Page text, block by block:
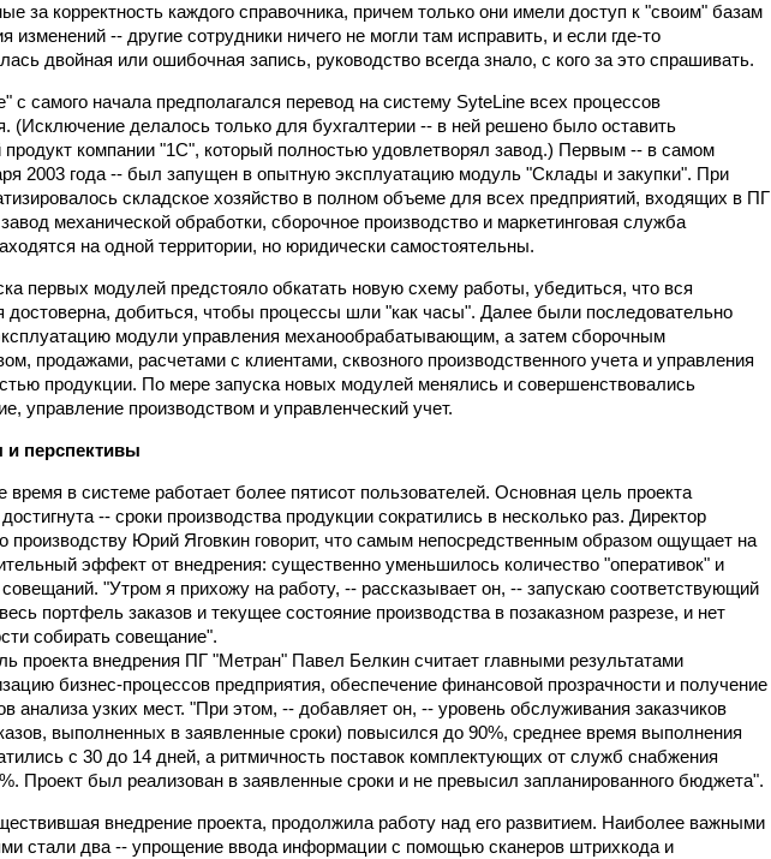
за корректность каждого справочника, причем только они имели доступ к "своим" базам
изменений -- другие сотрудники ничего не могли там исправить, и если где-то
двойная или ошибочная запись, руководство всегда знало, с кого за это спрашивать.
с самого начала предполагался перевод на систему SyteLine всех процессов
(Исключение делалось только для бухгалтерии -- в ней решено было оставить
продукт компании "1С", который полностью удовлетворял завод.) Первым -- в самом
2003 года -- был запущен в опытную эксплуатацию модуль "Склады и закупки". При
складское хозяйство в полном объеме для всех предприятий, входящих в ПГ
механической обработки, сборочное производство и маркетинговая служба
на одной территории, но юридически самостоятельны.
первых модулей предстояло обкатать новую схему работы, убедиться, что вся
достоверна, добиться, чтобы процессы шли "как часы". Далее были последовательно
модули управления механообрабатывающим, а затем сборочным
продажами, расчетами с клиентами, сквозного производственного учета и управления
продукции. По мере запуска новых модулей менялись и совершенствовались
управление производством и управленческий учет.
и перспективы
время в системе работает более пятисот пользователей. Основная цель проекта
-- сроки производства продукции сократились в несколько раз. Директор
производству Юрий Яговкин говорит, что самым непосредственным образом ощущает на
эффект от внедрения: существенно уменьшилось количество "оперативок" и
"Утром я прихожу на работу, -- рассказывает он, -- запускаю соответствующий
портфель заказов и текущее состояние производства в позаказном разрезе, и нет
собирать совещание".
проекта внедрения ПГ "Метран" Павел Белкин считает главными результатами
бизнес-процессов предприятия, обеспечение финансовой прозрачности и получение
анализа узких мест. "При этом, -- добавляет он, -- уровень обслуживания заказчиков
выполненных в заявленные сроки) повысился до 90%, среднее время выполнения
с 30 до 14 дней, а ритмичность поставок комплектующих от служб снабжения
Проект был реализован в заявленные сроки и не превысил запланированного бюджета".
внедрение проекта, продолжила работу над его развитием. Наиболее важными
стали два -- упрощение ввода информации с помощью сканеров штрихкода и